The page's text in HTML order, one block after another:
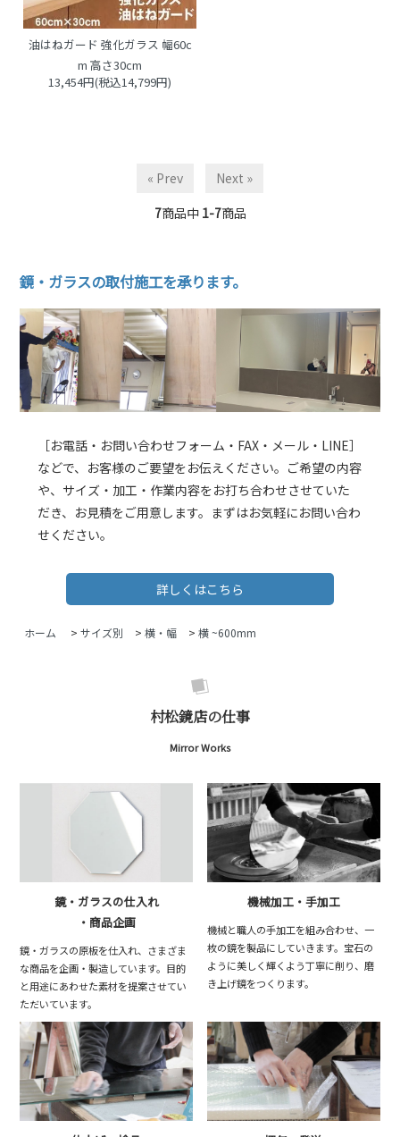
油はねガード 強化ガラス 幅60c
m 高さ30cm
13,454円(税込14,799円)
« Prev
Next »
7商品中 1-7商品
鏡・ガラスの取付施工を承ります。
［お電話・お問い合わせフォーム・FAX・メール・LINE］
などで、お客様のご要望をお伝えください。ご希望の内容
や、サイズ・加工・作業内容をお打ち合わせさせていた
だき、お見積をご用意します。まずはお気軽にお問い合わ
せください。
詳しくはこちら
ホーム >サイズ別 >横・幅 >横 ~600mm
村松鏡店の仕事
Mirror Works
鏡・ガラスの仕入れ
・商品企画
鏡・ガラスの原板を仕入れ、さまざま
な商品を企画・製造しています。目的
と用途にあわせた素材を提案させてい
ただいています。
機械加工・手加工
機械と職人の手加工を組み合わせ、一
枚の鏡を製品にしていきます。宝石の
ように美しく輝くよう丁寧に削り、磨
き上げ鏡をつくります。